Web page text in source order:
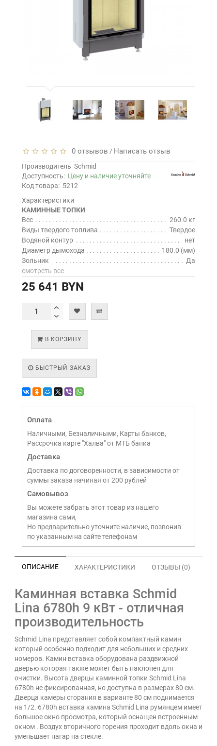
0 отзывов / Написать отзыв
Производитель Schmid
Доступность: Цену и наличие уточняйте
Код товара: 5212
Характеристики
КАМИННЫЕ ТОПКИ
Вес
260.0 кг
Виды твердого топлива
Твердое
Водяной контур
нет
Диаметр дымохода
180.0 (мм)
Зольник
Да
смотреть все
25 641 BYN
В КОРЗИНУ
БЫСТРЫЙ ЗАКАЗ
Оплата
Наличными, Безналичными, Карты банков,
Рассрочка карте "Халва" от МТБ банка
Доставка
Доставка по договоренности, в зависимости от
суммы заказа начиная от 200 рублей
Самовывоз
Вы можете забрать этот товар из нашего
магазина сами,
Но предварительно уточните наличие, позвонив
по указанным на сайте телефонам
ОПИСАНИЕ ХАРАКТЕРИСТИКИ ОТЗЫВЫ (0)
Каминная вставка Schmid
Lina 6780h 9 кВт - отличная
производительность
Schmid Lina представляет собой компактный камин
который особенно подходит для небольших и средних
номеров. Камин вставка оборудована раздвижной
дверью которая также может быть наклонен для
очистки. Высота дверцы каминной топки Schmid Lina
6780h не фиксированная, но доступна в размерах 80 см.
Дверца камеры сгорания в варианте 80 см поднимается
на 1/2. 6780h вставка камина Schmid Lina румянцем имеет
большое окно просмотра, который оснащен встроенным
окном . Воздух вторичного горения проходит вдоль окна и
уменьшает нагар на стекле.